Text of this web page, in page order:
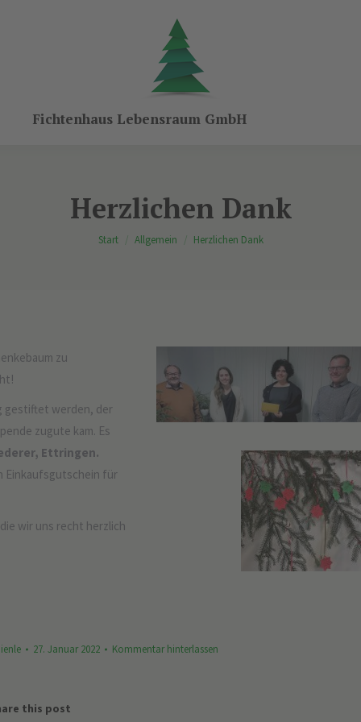
Fichtenhaus Lebensraum GmbH
Herzlichen Dank
Sie befinden sich hier:
Start Allgemein Herzlichen Dank
zu
gestiftet werden, der
zugute kam. Es
Ettringen.
Einkaufsgutschein für
wir uns recht herzlich
27. Januar 2022 Kommentar hinterlassen
this post